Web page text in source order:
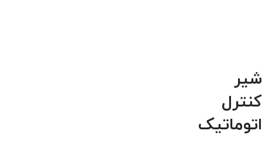
شیر
کنترل
اتوماتیک